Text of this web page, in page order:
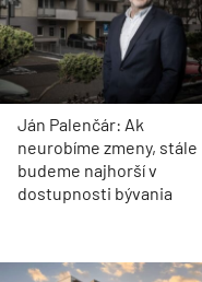
Ján Palenčár: Ak
neurobíme zmeny, stále
budeme najhorší v
dostupnosti bývania